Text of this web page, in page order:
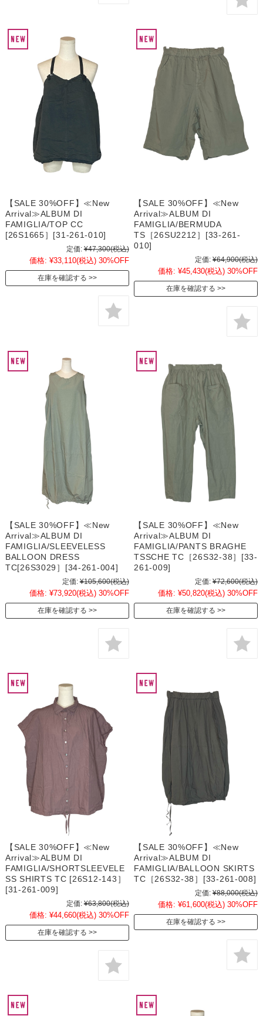
【SALE 30%OFF】≪New
Arrival≫ALBUM DI
FAMIGLIA/TOP CC
[26S1665］[31-261-010]
定価: ¥47,300(税込)
価格: ¥33,110(税込) 30%OFF
在庫を確認する
【SALE 30%OFF】≪New
Arrival≫ALBUM DI
FAMIGLIA/BERMUDA
TS［26SU2212］[33-261-
010]
定価: ¥64,900(税込)
価格: ¥45,430(税込) 30%OFF
在庫を確認する
【SALE 30%OFF】≪New
Arrival≫ALBUM DI
FAMIGLIA/SLEEVELESS
BALLOON DRESS
TC[26S3029］[34-261-004]
定価: ¥105,600(税込)
価格: ¥73,920(税込) 30%OFF
在庫を確認する
【SALE 30%OFF】≪New
Arrival≫ALBUM DI
FAMIGLIA/PANTS BRAGHE
TSSCHE TC［26S32-38］[33-
261-009]
定価: ¥72,600(税込)
価格: ¥50,820(税込) 30%OFF
在庫を確認する
【SALE 30%OFF】≪New
Arrival≫ALBUM DI
FAMIGLIA/SHORTSLEEVELE
SS SHIRTS TC [26S12-143］
[31-261-009]
定価: ¥63,800(税込)
価格: ¥44,660(税込) 30%OFF
在庫を確認する
【SALE 30%OFF】≪New
Arrival≫ALBUM DI
FAMIGLIA/BALLOON SKIRTS
TC［26S32-38］[33-261-008]
定価: ¥88,000(税込)
価格: ¥61,600(税込) 30%OFF
在庫を確認する